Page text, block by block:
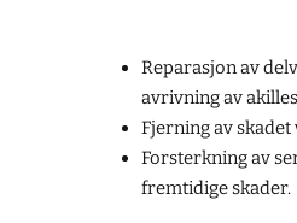
Reparasjon av
avrivning av
Fjerning av skadet
Forsterkning av
fremtidige skader.